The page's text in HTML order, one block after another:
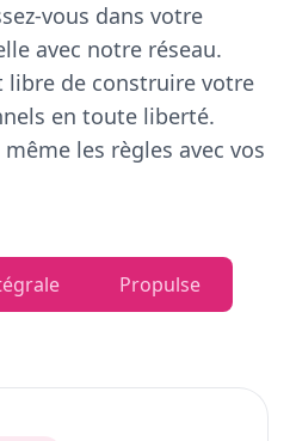
vous dans votre
avec notre réseau.
libre de construire votre
en toute liberté.
les règles avec vos
Propulse